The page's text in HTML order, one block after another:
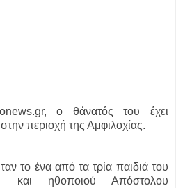
ο θάνατός του έχει
περιοχή της Αμφιλοχίας.
το ένα από τα τρία παιδιά του
και ηθοποιού Απόστολου